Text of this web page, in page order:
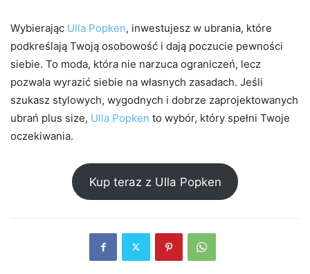
Wybierając Ulla Popken, inwestujesz w ubrania, które
podkreślają Twoją osobowość i dają poczucie pewności
siebie. To moda, która nie narzuca ograniczeń, lecz
pozwala wyrazić siebie na własnych zasadach. Jeśli
szukasz stylowych, wygodnych i dobrze zaprojektowanych
ubrań plus size, Ulla Popken to wybór, który spełni Twoje
oczekiwania.
Kup teraz z Ulla Popken